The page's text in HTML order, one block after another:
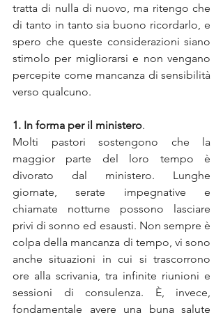
tratta di nulla di nuovo, ma ritengo che
di tanto in tanto sia buono ricordarlo, e
spero che queste considerazioni siano
stimolo per migliorarsi e non vengano
percepite come mancanza di sensibilità
verso qualcuno.
1. In forma per il ministero.
Molti pastori sostengono che la
maggior parte del loro tempo è
divorato dal ministero. Lunghe
giornate, serate impegnative e
chiamate notturne possono lasciare
privi di sonno ed esausti. Non sempre è
colpa della mancanza di tempo, vi sono
anche situazioni in cui si trascorrono
ore alla scrivania, tra infinite riunioni e
sessioni di consulenza. È, invece,
fondamentale avere una buna salute